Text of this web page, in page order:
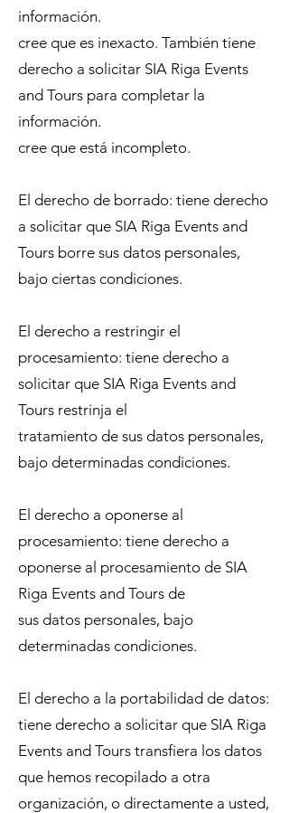
información.
cree que es inexacto. También tiene
derecho a solicitar SIA Riga Events
and Tours para completar la
información.
cree que está incompleto.
El derecho de borrado: tiene derecho
a solicitar que SIA Riga Events and
Tours borre sus datos personales,
bajo ciertas condiciones.
El derecho a restringir el
procesamiento: tiene derecho a
solicitar que SIA Riga Events and
Tours restrinja el
tratamiento de sus datos personales,
bajo determinadas condiciones.
El derecho a oponerse al
procesamiento: tiene derecho a
oponerse al procesamiento de SIA
Riga Events and Tours de
sus datos personales, bajo
determinadas condiciones.
El derecho a la portabilidad de datos:
tiene derecho a solicitar que SIA Riga
Events and Tours transfiera los datos
que hemos recopilado a otra
organización, o directamente a usted,